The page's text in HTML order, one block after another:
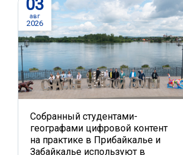
03
авг
2026
Собранный студентами-
географами цифровой контент
на практике в Прибайкалье и
Забайкалье используют в